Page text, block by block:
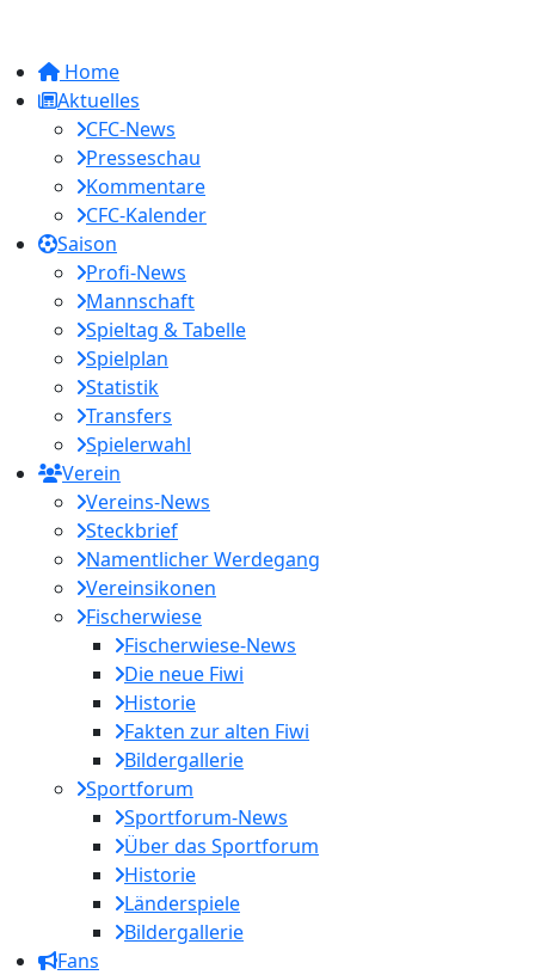
Home
Aktuelles
CFC-News
Presseschau
Kommentare
CFC-Kalender
Saison
Profi-News
Mannschaft
Spieltag & Tabelle
Spielplan
Statistik
Transfers
Spielerwahl
Verein
Vereins-News
Steckbrief
Namentlicher Werdegang
Vereinsikonen
Fischerwiese
Fischerwiese-News
Die neue Fiwi
Historie
Fakten zur alten Fiwi
Bildergallerie
Sportforum
Sportforum-News
Über das Sportforum
Historie
Länderspiele
Bildergallerie
Fans